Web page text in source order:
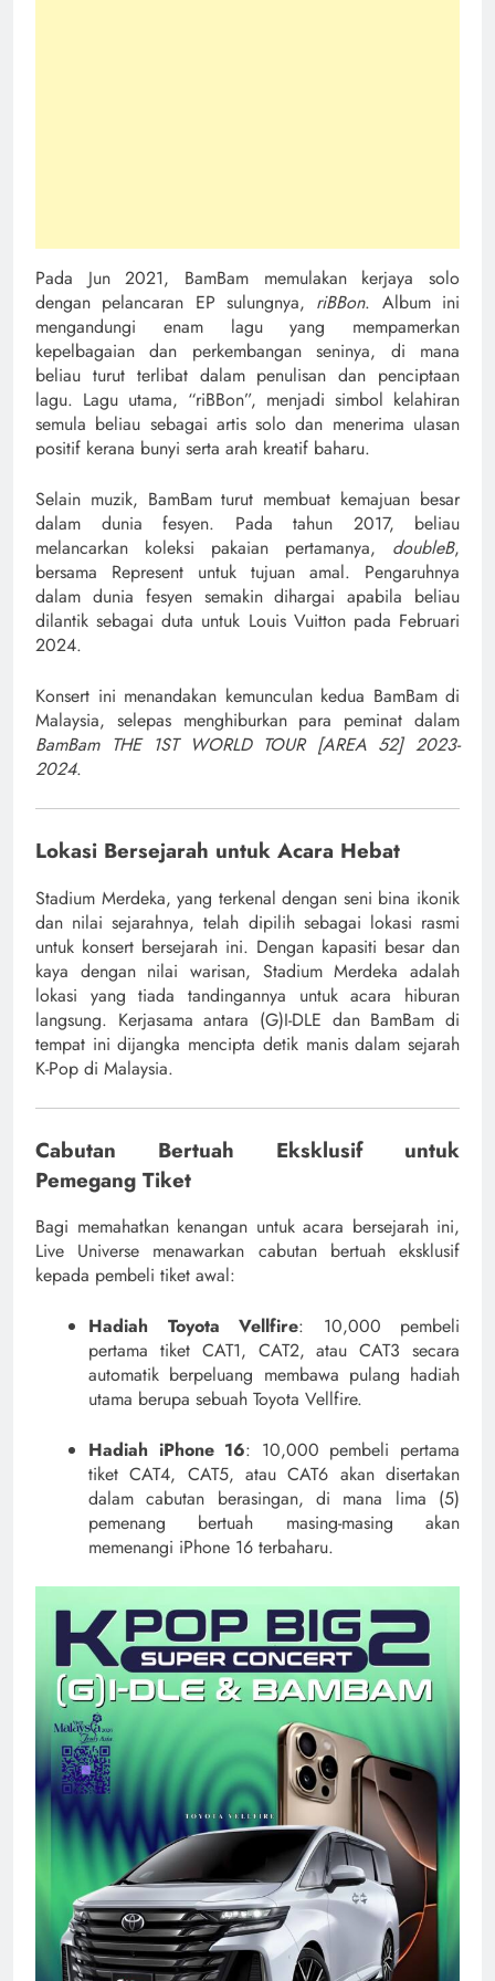
Pada Jun 2021, BamBam memulakan kerjaya solo
dengan pelancaran EP sulungnya, riBBon. Album ini
mengandungi enam lagu yang mempamerkan
kepelbagaian dan perkembangan seninya, di mana
beliau turut terlibat dalam penulisan dan penciptaan
lagu. Lagu utama, “riBBon”, menjadi simbol kelahiran
semula beliau sebagai artis solo dan menerima ulasan
positif kerana bunyi serta arah kreatif baharu.
Selain muzik, BamBam turut membuat kemajuan besar
dalam dunia fesyen. Pada tahun 2017, beliau
melancarkan koleksi pakaian pertamanya, doubleB,
bersama Represent untuk tujuan amal. Pengaruhnya
dalam dunia fesyen semakin dihargai apabila beliau
dilantik sebagai duta untuk Louis Vuitton pada Februari
2024.
Konsert ini menandakan kemunculan kedua BamBam di
Malaysia, selepas menghiburkan para peminat dalam
BamBam THE 1ST WORLD TOUR [AREA 52] 2023-
2024.
Lokasi Bersejarah untuk Acara Hebat
Stadium Merdeka, yang terkenal dengan seni bina ikonik
dan nilai sejarahnya, telah dipilih sebagai lokasi rasmi
untuk konsert bersejarah ini. Dengan kapasiti besar dan
kaya dengan nilai warisan, Stadium Merdeka adalah
lokasi yang tiada tandingannya untuk acara hiburan
langsung. Kerjasama antara (G)I-DLE dan BamBam di
tempat ini dijangka mencipta detik manis dalam sejarah
K-Pop di Malaysia.
Cabutan Bertuah Eksklusif untuk
Pemegang Tiket
Bagi memahatkan kenangan untuk acara bersejarah ini,
Live Universe menawarkan cabutan bertuah eksklusif
kepada pembeli tiket awal:
Hadiah Toyota Vellfire: 10,000 pembeli
pertama tiket CAT1, CAT2, atau CAT3 secara
automatik berpeluang membawa pulang hadiah
utama berupa sebuah Toyota Vellfire.
Hadiah iPhone 16: 10,000 pembeli pertama
tiket CAT4, CAT5, atau CAT6 akan disertakan
dalam cabutan berasingan, di mana lima (5)
pemenang bertuah masing-masing akan
memenangi iPhone 16 terbaharu.